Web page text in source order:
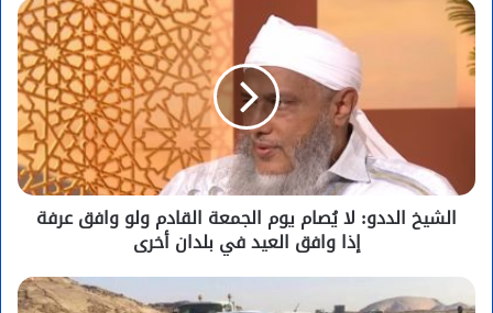
الشيخ الددو: لا يُصام يوم الجمعة القادم ولو وافق عرفة
إذا وافق العيد في بلدان أخرى